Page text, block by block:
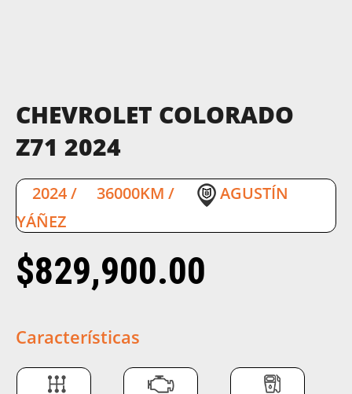
CHEVROLET COLORADO
Z71 2024
2024/ 36000KM /
AGUSTÍN
YÁÑEZ
$829,900.00
Características